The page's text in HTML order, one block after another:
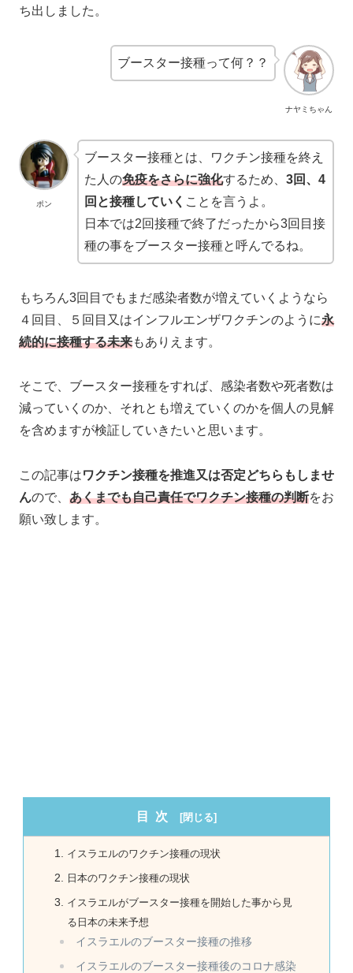
ち出しました。
ナヤミちゃん
ブースター接種って何？？
ポン
ブースター接種とは、ワクチン接種を終え
た人の免疫をさらに強化するため、 3回、4
回と接種していく ことを言うよ。
日本では2回接種で終了だったから3回目接
種の事をブースター接種と呼んでるね。
もちろん3回目でもまだ感染者数が増えていくようなら
４回目、５回目又はインフルエンザワクチンのように永
続的に接種する未来もありえます。
そこで、ブースター接種をすれば、感染者数や死者数は
減っていくのか、それとも増えていくのかを個人の見解
を含めますが検証していきたいと思います。
この記事はワクチン接種を推進又は否定どちらもしませ
んので、 あくまでも自己責任でワクチン接種の判断をお
願い致します。
目次
イスラエルのワクチン接種の現状
日本のワクチン接種の現状
イスラエルがブースター接種を開始した事から見
る日本の未来予想
イスラエルのブースター接種の推移
イスラエルのブースター接種後のコロナ感染